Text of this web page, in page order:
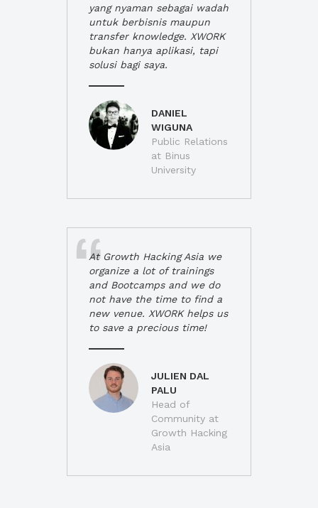
yang nyaman sebagai wadah
untuk berbisnis maupun
transfer knowledge. XWORK
bukan hanya aplikasi, tapi
solusi bagi saya.
DANIEL
WIGUNA
Public Relations
at Binus
University
At Growth Hacking Asia we
organize a lot of trainings
and Bootcamps and we do
not have the time to find a
new venue. XWORK helps us
to save a precious time!
JULIEN DAL
PALU
Head of
Community at
Growth Hacking
Asia